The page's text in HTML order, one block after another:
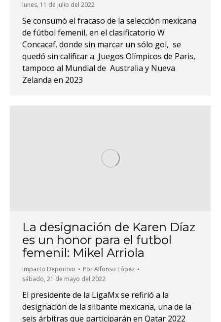
lunes, 11 de julio del 2022
Se consumó el fracaso de la selección mexicana
de fútbol femenil, en el clasificatorio W
Concacaf. donde sin marcar un sólo gol, se
quedó sin calificar a Juegos Olímpicos de Paris,
tampoco al Mundial de Australia y Nueva
Zelanda en 2023
La designación de Karen Díaz
es un honor para el futbol
femenil: Mikel Arriola
Impacto Deportivo PorAlfonso López
sábado, 21 de mayo del 2022
El presidente de la LigaMx se refirió a la
designación de la silbante mexicana, una de la
seis árbitras que participarán en Qatar 2022